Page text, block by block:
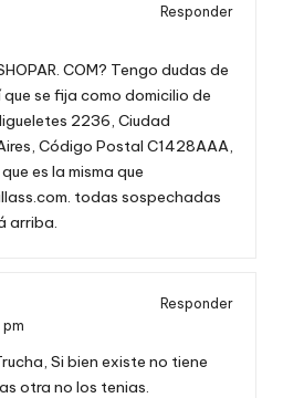
Responder
COM? Tengo dudas de
se fija como domicilio de
2236, Ciudad
Código Postal C1428AAA,
es la misma que
todas sospechadas
arriba.
Responder
pm
Si bien existe no tiene
otra no los tenias.